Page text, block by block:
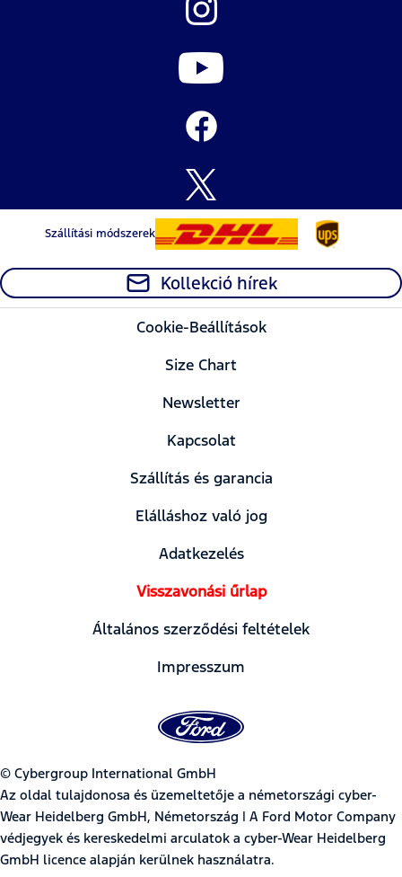
Szállítási módszerek
Kollekció hírek
Cookie-Beállítások
Size Chart
Newsletter
Kapcsolat
Szállítás és garancia
Elálláshoz való jog
Adatkezelés
Visszavonási űrlap
Általános szerződési feltételek
Impresszum
© Cybergroup International GmbH
Az oldal tulajdonosa és üzemeltetője a németországi cyber-
Wear Heidelberg GmbH, Németország | A Ford Motor Company
védjegyek és kereskedelmi arculatok a cyber-Wear Heidelberg
GmbH licence alapján kerülnek használatra.